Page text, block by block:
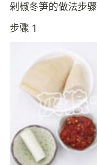
剁椒冬笋的做法步骤
步骤 1